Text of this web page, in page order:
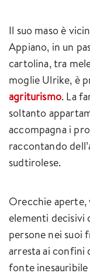
Il suo maso è
Appiano, in un
cartolina, tra
moglie Ulrike, è
agriturismo. La
soltanto
accompagna i
raccontando
sudtirolese.
Orecchie aperte,
elementi decisivi
persone nei suoi
arresta ai confini
fonte